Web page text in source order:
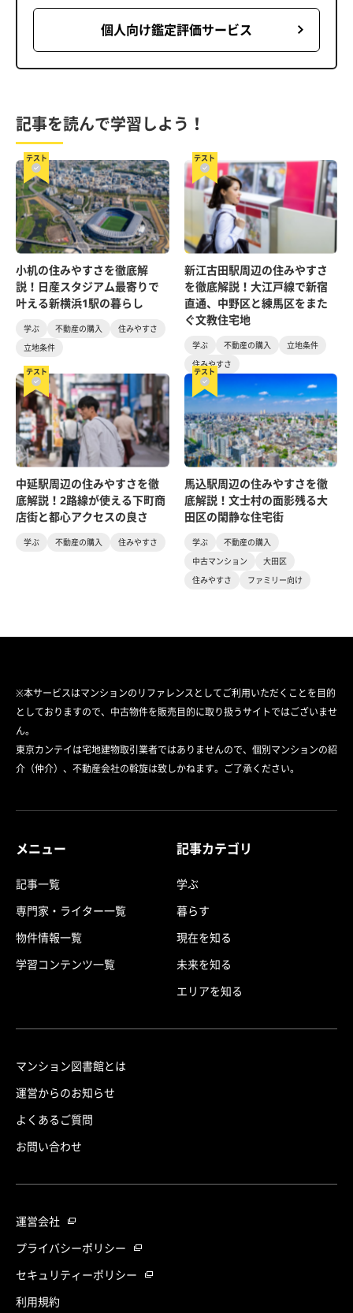
個人向け鑑定評価サービス
記事を読んで学習しよう！
テスト
小机の住みやすさを徹底解
説！日産スタジアム最寄りで
叶える新横浜1駅の暮らし
学ぶ 不動産の購入
住みやすさ
立地条件
テスト
新江古田駅周辺の住みやすさ
を徹底解説！大江戸線で新宿
直通、中野区と練馬区をまた
ぐ文教住宅地
学ぶ 不動産の購入
立地条件
住みやすさ
テスト
中延駅周辺の住みやすさを徹
底解説！2路線が使える下町商
店街と都心アクセスの良さ
学ぶ 不動産の購入 住みやすさ
テスト
馬込駅周辺の住みやすさを徹
底解説！文士村の面影残る大
田区の閑静な住宅街
学ぶ
不動産の購入
中古マンション
大田区
住みやすさ
ファミリー向け
※本サービスはマンションのリファレンスとしてご利用いただくことを目的
としておりますので、中古物件を販売目的に取り扱うサイトではございませ
ん。
東京カンテイは宅地建物取引業者ではありませんので、個別マンションの紹
介（仲介）、不動産会社の斡旋は致しかねます。ご了承ください。
メニュー
記事一覧
専門家・ライター一覧
物件情報一覧
学習コンテンツ一覧
記事カテゴリ
学ぶ
暮らす
現在を知る
未来を知る
エリアを知る
マンション図書館とは
運営からのお知らせ
よくあるご質問
お問い合わせ
運営会社
プライバシーポリシー
セキュリティーポリシー
利用規約